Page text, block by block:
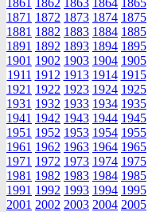
1861 1862 1863 1864 1865
1871 1872 1873 1874 1875
1881 1882 1883 1884 1885
1891 1892 1893 1894 1895
1901 1902 1903 1904 1905
1911 1912 1913 1914 1915
1921 1922 1923 1924 1925
1931 1932 1933 1934 1935
1941 1942 1943 1944 1945
1951 1952 1953 1954 1955
1961 1962 1963 1964 1965
1971 1972 1973 1974 1975
1981 1982 1983 1984 1985
1991 1992 1993 1994 1995
2001 2002 2003 2004 2005